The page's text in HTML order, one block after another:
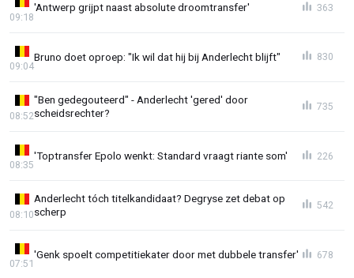
'Antwerp grijpt naast absolute droomtransfer'
09:18
363
Bruno doet oproep: "Ik wil dat hij bij Anderlecht blijft"
09:04
830
"Ben gedegouteerd" - Anderlecht 'gered' door
scheidsrechter?
08:52
735
'Toptransfer Epolo wenkt: Standard vraagt riante som'
08:35
226
Anderlecht tóch titelkandidaat? Degryse zet debat op
scherp
08:10
542
'Genk spoelt competitiekater door met dubbele transfer'
07:51
678